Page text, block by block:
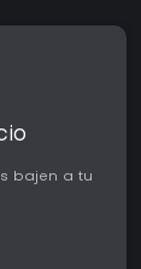
bajen a tu